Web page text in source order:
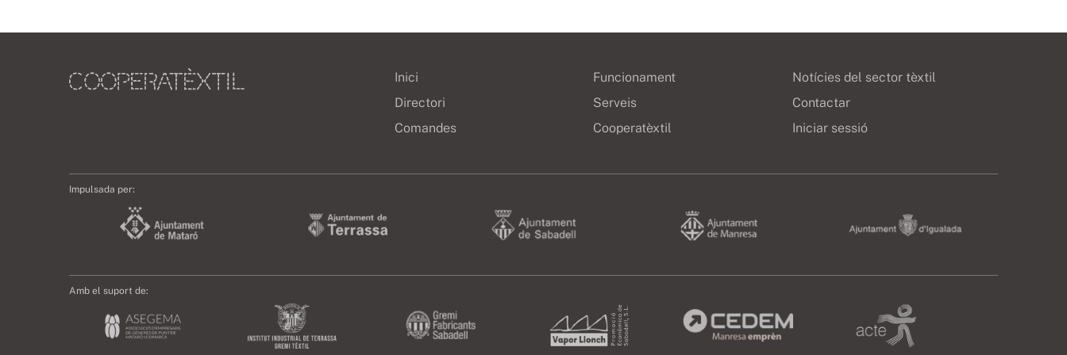
Inici
Directori
Comandes
Funcionament
Serveis
Cooperatèxtil
Notícies del sector tèxtil
Contactar
Iniciar sessió
Impulsada per:
Amb el suport de: